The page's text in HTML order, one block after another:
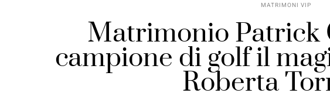
MATRIMONI VIP
Matrimonio Patrick
campione di golf il
Roberta